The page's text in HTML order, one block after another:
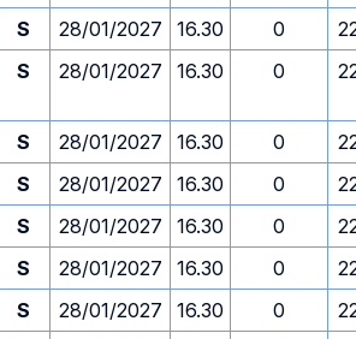
S 28/01/2027 16.30 0
S 28/01/2027 16.30 0
S 28/01/2027 16.30 0
S 28/01/2027 16.30 0
S 28/01/2027 16.30 0
S 28/01/2027 16.30 0
S 28/01/2027 16.30 0